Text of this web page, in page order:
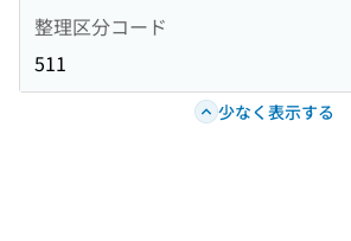
整理区分コード
511
少なく表示する